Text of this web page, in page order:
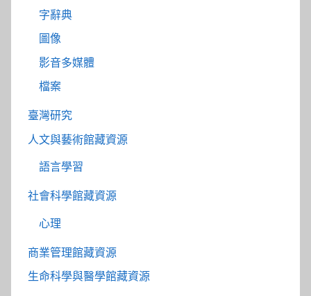
字辭典
圖像
影音多媒體
檔案
臺灣研究
人文與藝術館藏資源
語言學習
社會科學館藏資源
心理
商業管理館藏資源
生命科學與醫學館藏資源